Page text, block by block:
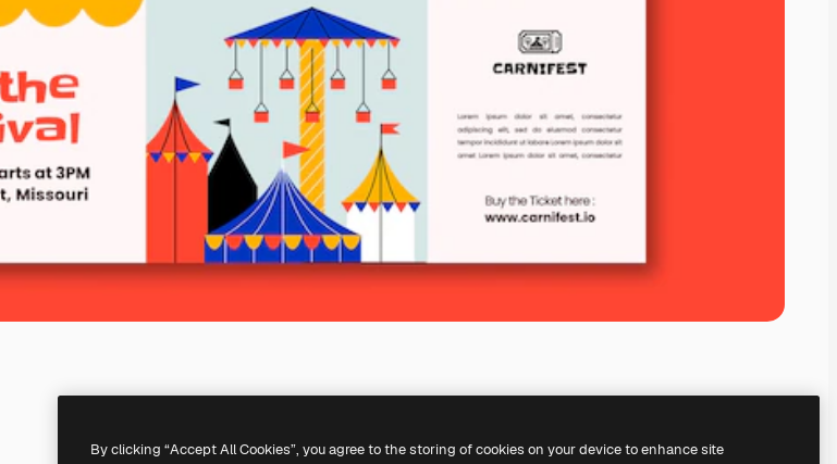
By clicking “Accept All Cookies”, you agree to the storing of cookies on your device to enhance site